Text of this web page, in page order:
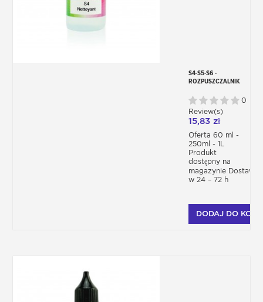
S4-S5-S6 -
ROZPUSZCZALNIK
AEROGRAFÓW
AKRYLOWYCH – PU
0
Review(s)
15,83 zł
Oferta 60 ml -
250ml - 1L
Produkt
dostępny na
magazynie Dostawa
w 24 – 72 h
DODAJ DO